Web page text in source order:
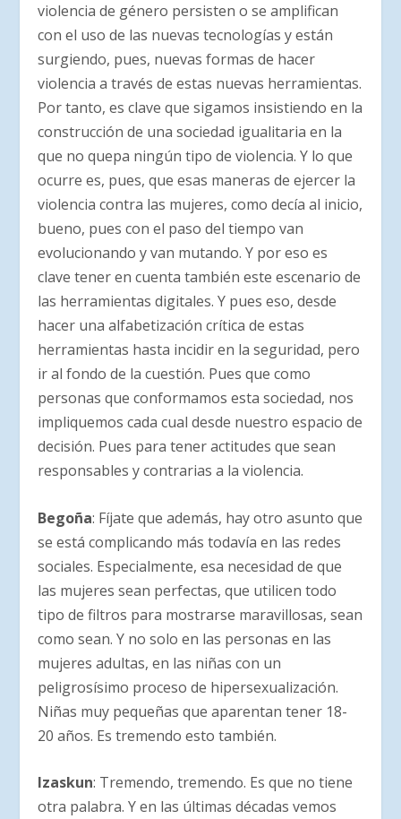
violencia de género persisten o se amplifican
con el uso de las nuevas tecnologías y están
surgiendo, pues, nuevas formas de hacer
violencia a través de estas nuevas herramientas.
Por tanto, es clave que sigamos insistiendo en la
construcción de una sociedad igualitaria en la
que no quepa ningún tipo de violencia. Y lo que
ocurre es, pues, que esas maneras de ejercer la
violencia contra las mujeres, como decía al inicio,
bueno, pues con el paso del tiempo van
evolucionando y van mutando. Y por eso es
clave tener en cuenta también este escenario de
las herramientas digitales. Y pues eso, desde
hacer una alfabetización crítica de estas
herramientas hasta incidir en la seguridad, pero
ir al fondo de la cuestión. Pues que como
personas que conformamos esta sociedad, nos
impliquemos cada cual desde nuestro espacio de
decisión. Pues para tener actitudes que sean
responsables y contrarias a la violencia.
Begoña: Fíjate que además, hay otro asunto que
se está complicando más todavía en las redes
sociales. Especialmente, esa necesidad de que
las mujeres sean perfectas, que utilicen todo
tipo de filtros para mostrarse maravillosas, sean
como sean. Y no solo en las personas en las
mujeres adultas, en las niñas con un
peligrosísimo proceso de hipersexualización.
Niñas muy pequeñas que aparentan tener 18-
20 años. Es tremendo esto también.
Izaskun: Tremendo, tremendo. Es que no tiene
otra palabra. Y en las últimas décadas vemos